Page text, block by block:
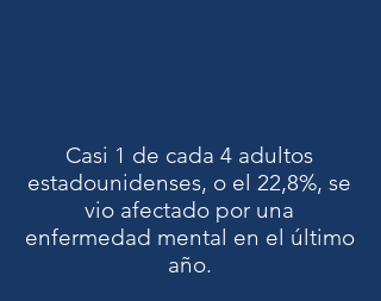
Casi 1 de cada 4 adultos
estadounidenses, o el 22,8%, se
vio afectado por una
enfermedad mental en el último
año.